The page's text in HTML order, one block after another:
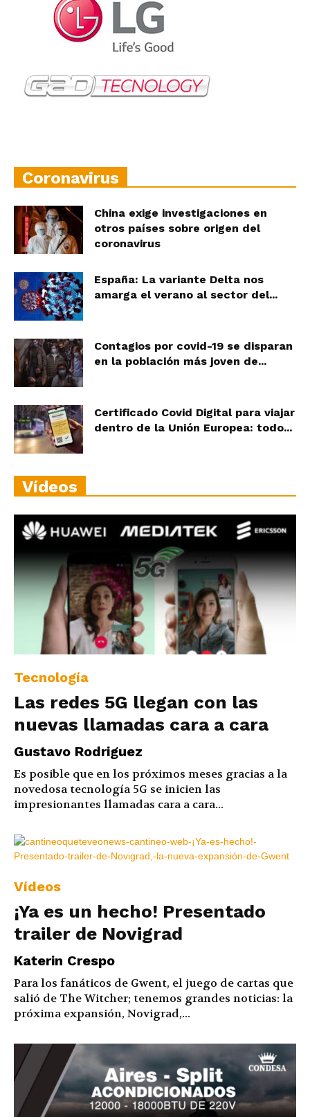
Coronavirus
China exige investigaciones en
otros países sobre origen del
coronavirus
España: La variante Delta nos
amarga el verano al sector del...
Contagios por covid-19 se disparan
en la población más joven de...
Certificado Covid Digital para viajar
dentro de la Unión Europea: todo...
Vídeos
Tecnología
Las redes 5G llegan con las
nuevas llamadas cara a cara
Gustavo Rodriguez
Es posible que en los próximos meses gracias a la
novedosa tecnología 5G se inicien las
impresionantes llamadas cara a cara...
Vídeos
¡Ya es un hecho! Presentado
trailer de Novigrad
Katerin Crespo
Para los fanáticos de Gwent, el juego de cartas que
salió de The Witcher; tenemos grandes noticias: la
próxima expansión, Novigrad,...